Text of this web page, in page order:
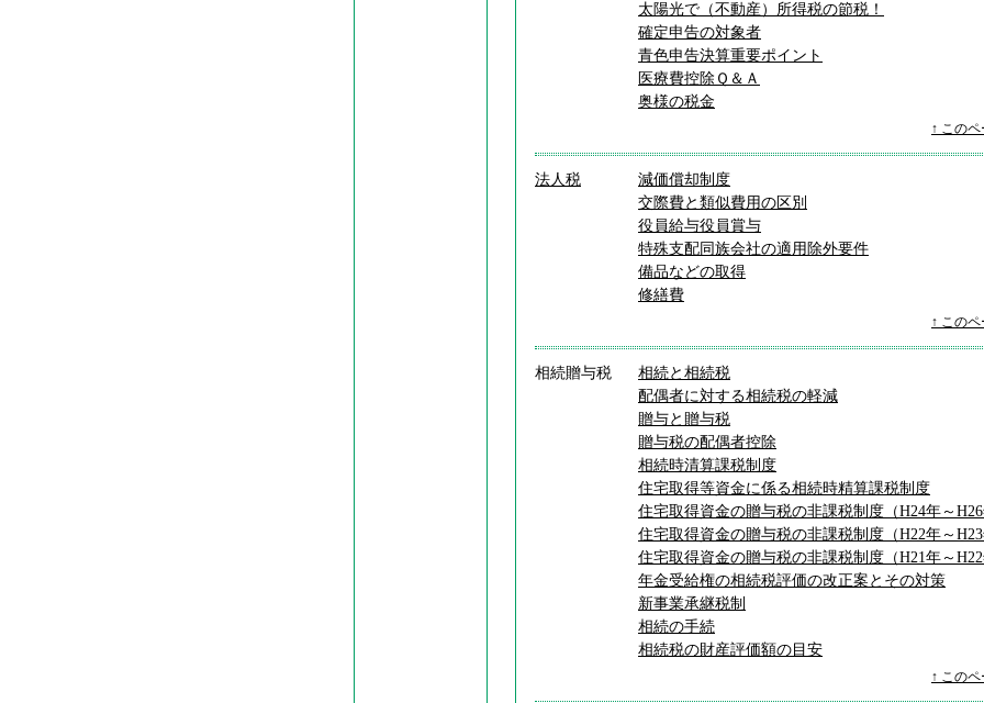
太陽光で（不動産）所得税の節税！
確定申告の対象者
青色申告決算重要ポイント
医療費控除Ｑ＆Ａ
奥様の税金
↑ この
法人税
減価償却制度
交際費と類似費用の区別
役員給与役員賞与
特殊支配同族会社の適用除外要件
備品などの取得
修繕費
↑ この
相続贈与税
相続と相続税
配偶者に対する相続税の軽減
贈与と贈与税
贈与税の配偶者控除
相続時清算課税制度
住宅取得等資金に係る相続時精算課税制度
住宅取得資金の贈与税の非課税制度（H24年～H26
住宅取得資金の贈与税の非課税制度（H22年～H23
住宅取得資金の贈与税の非課税制度（H21年～H22
年金受給権の相続税評価の改正案とその対策
新事業承継税制
相続の手続
相続税の財産評価額の目安
↑ この